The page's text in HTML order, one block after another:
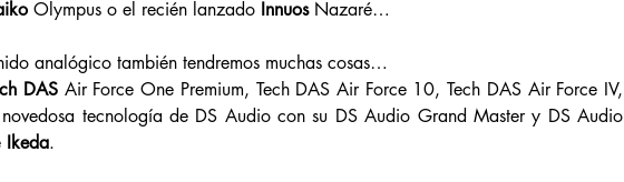
Olympus o el recién lanzado Innuos Nazaré…
analógico también tendremos muchas cosas…
DAS Air Force One Premium, Tech DAS Air Force 10, Tech DAS Air Force IV,
tecnología de DS Audio con su DS Audio Grand Master y DS Audio
Ikeda.